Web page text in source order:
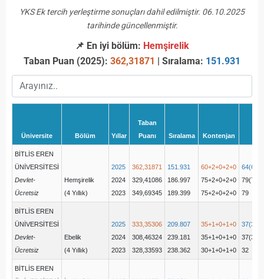
YKS Ek tercih yerleştirme sonuçları dahil edilmiştir. 06.10.2025
tarihinde güncellenmiştir.
📌 En iyi bölüm: Hemşirelik
Taban Puan (2025): 362,31871 | Sıralama: 151.931
Üniversite Bölüm Yıllar
Taban
Puanı
Sıralama Kontenjan
BİTLİS EREN
ÜNİVERSİTESİ
Devlet-
Ücretsiz
Hemşirelik
(4 Yıllık)
2025
2024
2023
362,31871
329,41086
349,69345
151.931
186.997
189.399
60+2+0+2+0
75+2+0+2+0
75+2+0+2+0
79
BİTLİS EREN
ÜNİVERSİTESİ
Devlet-
Ücretsiz
Ebelik
(4 Yıllık)
2025
2024
2023
333,35306
308,46324
328,33593
209.807
239.181
238.362
35+1+0+1+0
35+1+0+1+0
30+1+0+1+0
32
BİTLİS EREN